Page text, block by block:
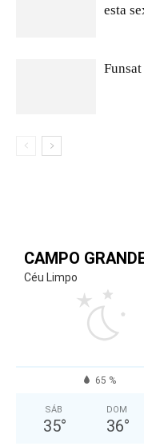
esta
CAMPO
Céu Limpo
65 %
SÁB
35°
DOM
36°